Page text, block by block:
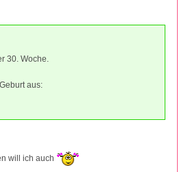
30. Woche.
aus:
will ich auch